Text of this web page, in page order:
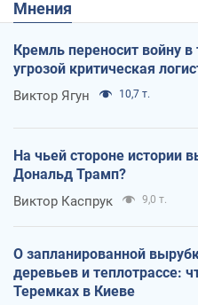
Мнения
Кремль переносит войну
угрозой критическая
Виктор Ягун 10,7 т.
На чьей стороне истории
Дональд Трамп?
Виктор Каспрук 9,0 т.
О запланированной
деревьев и теплотрассе:
Теремках в Киеве